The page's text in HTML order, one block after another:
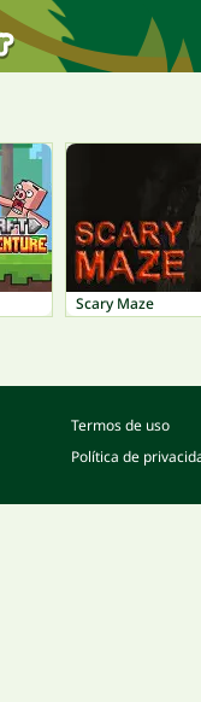
Scary Maze
Termos de uso
Política de